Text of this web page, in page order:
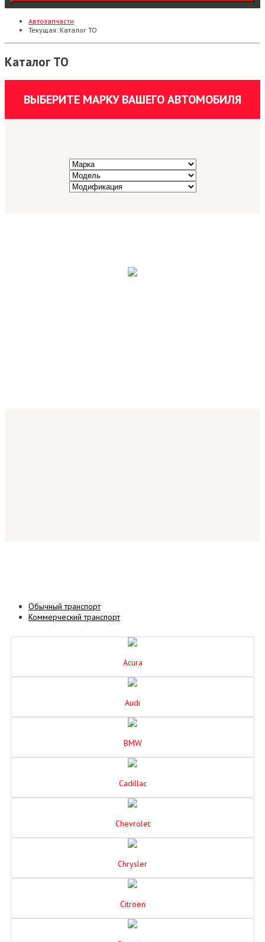
Автозапчасти
Текущая: Каталог ТО
Каталог ТО
ВЫБЕРИТЕ МАРКУ ВАШЕГО АВТОМОБИЛЯ
Обычный транспорт
Коммерческий транспорт
Acura
Audi
BMW
Cadillac
Chevrolet
Chrysler
Citroen